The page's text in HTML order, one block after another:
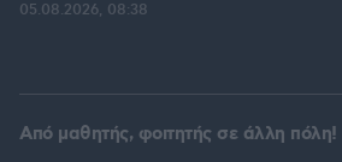
05.08.2026, 08:38
Από μαθητής, φοιτητής σε άλλη πόλη!